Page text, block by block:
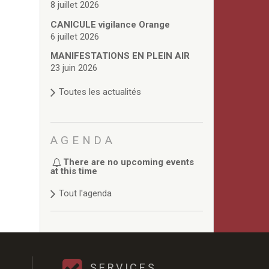
8 juillet 2026
CANICULE vigilance Orange
6 juillet 2026
MANIFESTATIONS EN PLEIN AIR
23 juin 2026
Toutes les actualités
AGENDA
There are no upcoming events
at this time
Tout l'agenda